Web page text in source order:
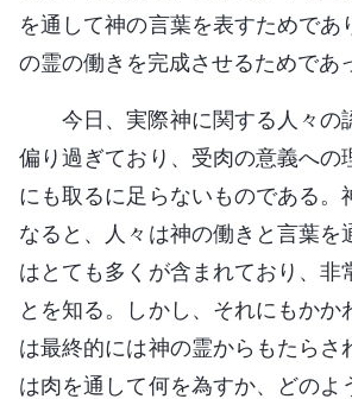
を通して神の言葉を表すためであ
の霊の働きを完成させるためであ
今日、実際神に関する人々の
偏り過ぎており、受肉の意義への
にも取るに足らないものである。
なると、人々は神の働きと言葉を
はとても多くが含まれており、非
とを知る。しかし、それにもかか
は最終的には神の霊からもたらさ
は肉を通して何を為すか、どのよ